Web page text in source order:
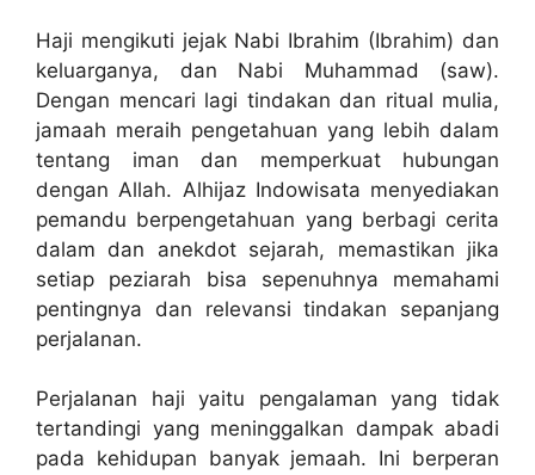
Haji mengikuti jejak Nabi Ibrahim (Ibrahim) dan
keluarganya, dan Nabi Muhammad (saw).
Dengan mencari lagi tindakan dan ritual mulia,
jamaah meraih pengetahuan yang lebih dalam
tentang iman dan memperkuat hubungan
dengan Allah. Alhijaz Indowisata menyediakan
pemandu berpengetahuan yang berbagi cerita
dalam dan anekdot sejarah, memastikan jika
setiap peziarah bisa sepenuhnya memahami
pentingnya dan relevansi tindakan sepanjang
perjalanan.
Perjalanan haji yaitu pengalaman yang tidak
tertandingi yang meninggalkan dampak abadi
pada kehidupan banyak jemaah. Ini berperan